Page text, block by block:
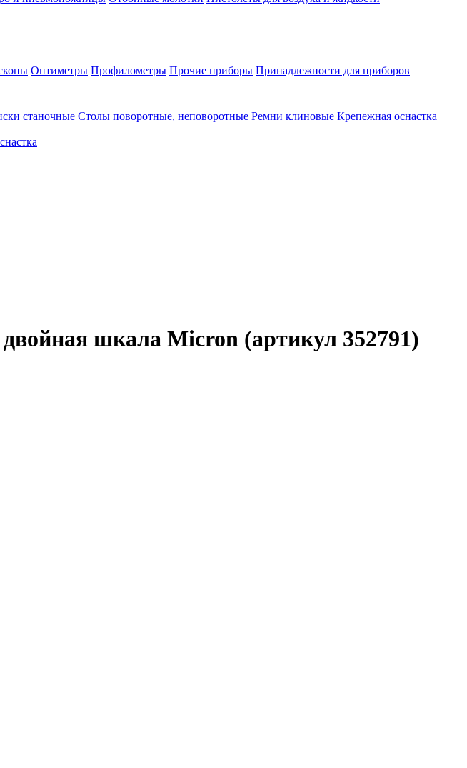
Оптиметры Профилометры Прочие приборы Принадлежности для приборов
станочные Столы поворотные, неповоротные Ремни клиновые Крепежная оснастка
шкала Micron (артикул 352791)